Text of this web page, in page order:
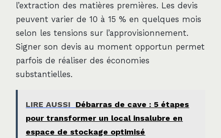
l’extraction des matières premières. Les devis
peuvent varier de 10 à 15 % en quelques mois
selon les tensions sur l’approvisionnement.
Signer son devis au moment opportun permet
parfois de réaliser des économies
substantielles.
LIRE AUSSI
Débarras de cave : 5 étapes
pour transformer un local insalubre en
espace de stockage optimisé